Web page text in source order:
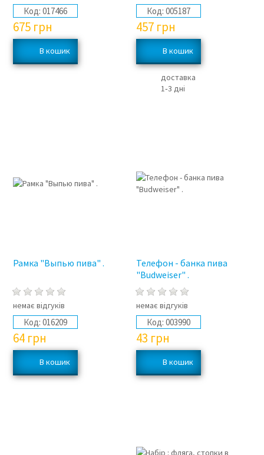
Код: 017466
675 грн
Код: 005187
457 грн
доставка
1‑3 дні
Рамка "Выпью пива" .
немає відгуків
Код: 016209
64 грн
Телефон - банка пива
"Budweiser" .
немає відгуків
Код: 003990
43 грн